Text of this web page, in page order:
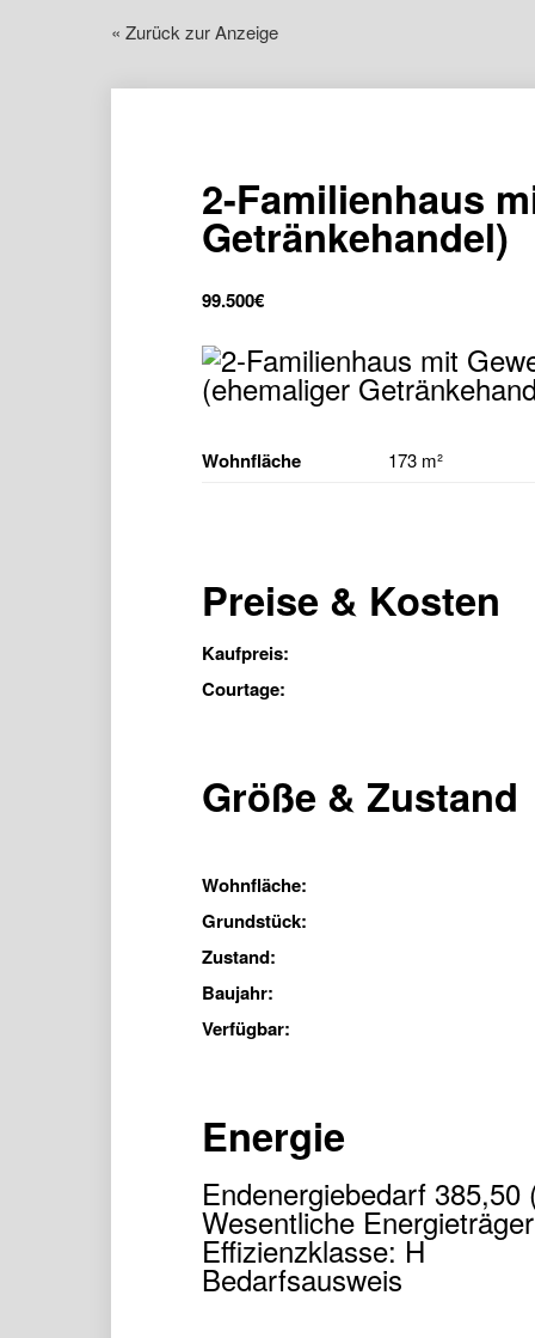
« Zurück zur Anzeige
2-Familienhaus
Getränkehandel)
99.500€
Wohnfläche 173 m²
Preise & Kosten
Kaufpreis:
Courtage:
Größe & Zustand
Wohnfläche:
Grundstück:
Zustand:
Baujahr:
Verfügbar:
Energie
Endenergiebedarf 385,50
Wesentliche
Effizienzklasse: H
Bedarfsausweis